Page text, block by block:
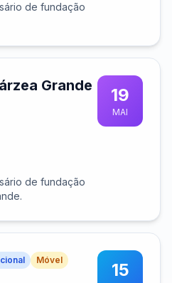
de fundação
Grande
de fundação
19
MAI
Móvel 15